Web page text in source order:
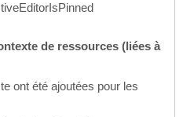
de ressources (liées à
ont été ajoutées pour les